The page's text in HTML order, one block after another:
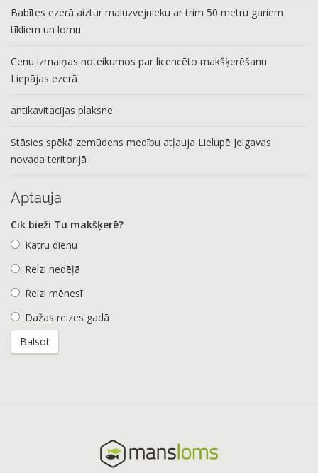
Babītes ezerā aiztur maluzvejnieku ar trim 50 metru gariem
tīkliem un lomu
Cenu izmaiņas noteikumos par licencēto makšķerēšanu
Liepājas ezerā
antikavitacijas plaksne
Stāsies spēkā zemūdens medību atļauja Lielupē Jelgavas
novada teritorijā
Aptauja
Cik bieži Tu makšķerē?
Katru dienu
Reizi nedēļā
Reizi mēnesī
Dažas reizes gadā